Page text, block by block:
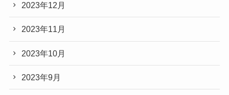
2023年12月
2023年11月
2023年10月
2023年9月